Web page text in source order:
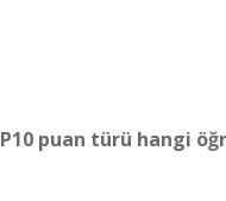
P10 puan türü hangi